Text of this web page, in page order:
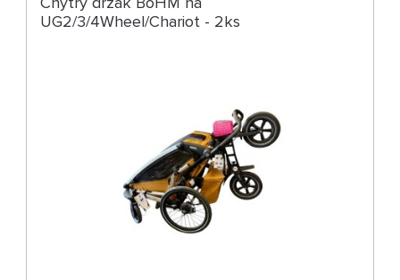
UG2/3/4Wheel/Chariot - 2ks